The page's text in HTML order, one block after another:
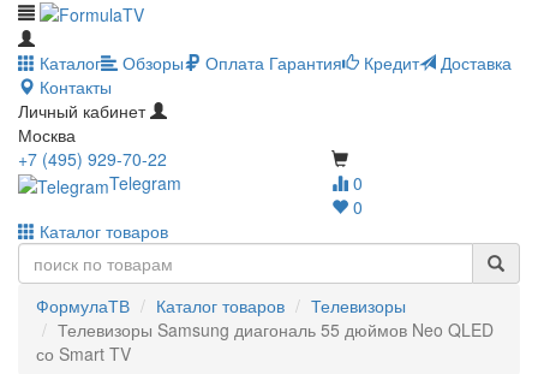
Каталог Обзоры Оплата Гарантия Кредит
Доставка
Контакты
Личный кабинет
Москва
0
0
+7 (495) 929-70-22
Telegram
Каталог товаров
ФормулаТВ Каталог товаров
Телевизоры
Телевизоры Samsung диагональ 55 дюймов Neo QLED
со Smart TV